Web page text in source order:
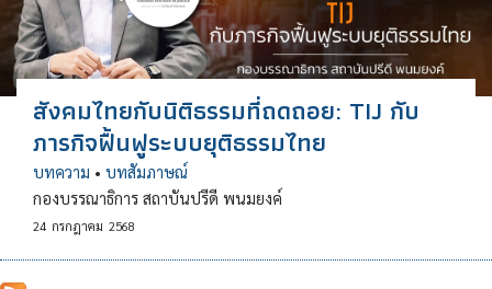
สังคมไทยกับนิติธรรมที่ถดถอย: TIJ กับ
ภารกิจฟื้นฟูระบบยุติธรรมไทย
บทความ • บทสัมภาษณ์
กองบรรณาธิการ สถาบันปรีดี พนมยงค์
24 กรกฎาคม 2568